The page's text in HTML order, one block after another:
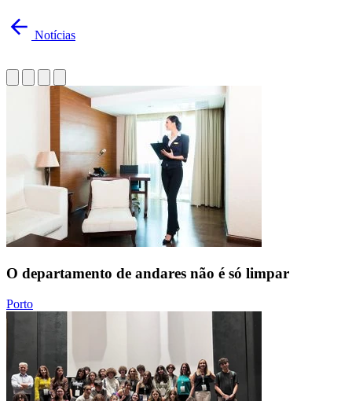
Notícias
O departamento de andares não é só limpar
Porto